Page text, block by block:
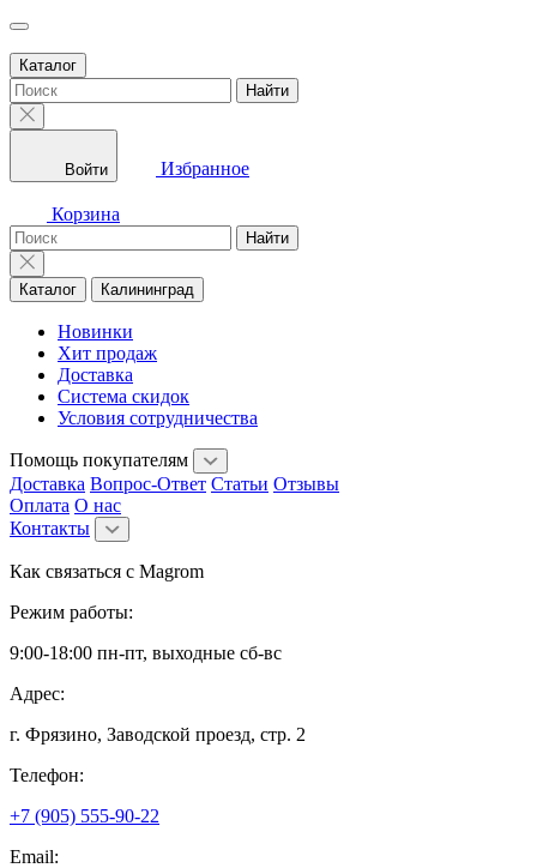
Каталог
Найти
Войти Избранное
Корзина
Найти
Каталог Калининград
Новинки
Хит продаж
Доставка
Система скидок
Условия сотрудничества
Помощь покупателям
Доставка Вопрос-Ответ Статьи Отзывы
Оплата О нас
Контакты
Как связаться с Magrom
Режим работы:
9:00-18:00 пн-пт, выходные сб-вс
Адрес:
г. Фрязино, Заводской проезд, стр. 2
Телефон:
+7 (905) 555-90-22
Email: